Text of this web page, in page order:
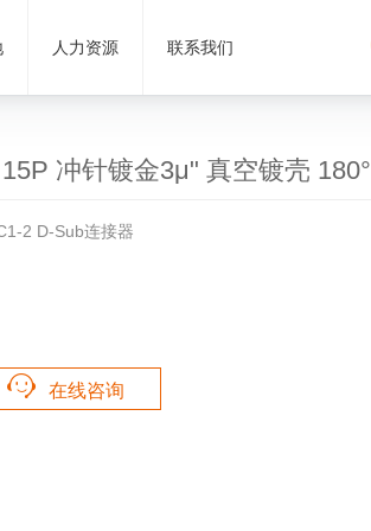
人力资源 联系我们
冲针镀金3μ" 真空镀壳 180°
2 D-Sub连接器
在线咨询